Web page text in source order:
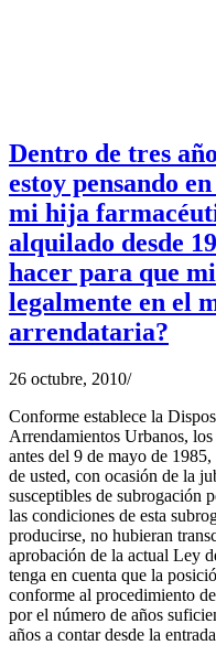
Dentro de tres
estoy pensando
mi hija
alquilado desde
hacer para que
legalmente en el
arrendataria?
26 octubre, 2010/
Conforme establece la
Arrendamientos Urbanos,
antes del 9 de mayo de
de usted, con ocasión de la
susceptibles de subrogación
las condiciones de esta
producirse, no hubieran
aprobación de la actual Ley
tenga en cuenta que la
conforme al procedimiento
por el número de años
años a contar desde la